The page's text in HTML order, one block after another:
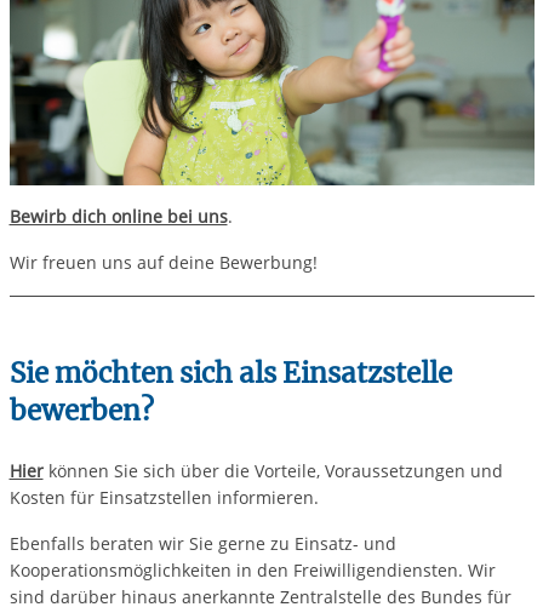
Bewirb dich online bei uns.
Wir freuen uns auf deine Bewerbung!
Sie möchten sich als Einsatzstelle
bewerben?
Hierkönnen Sie sich über die Vorteile, Voraussetzungen und
Kosten für Einsatzstellen informieren.
Ebenfalls beraten wir Sie gerne zu Einsatz- und
Kooperationsmöglichkeiten in den Freiwilligendiensten. Wir
sind darüber hinaus anerkannte Zentralstelle des Bundes für